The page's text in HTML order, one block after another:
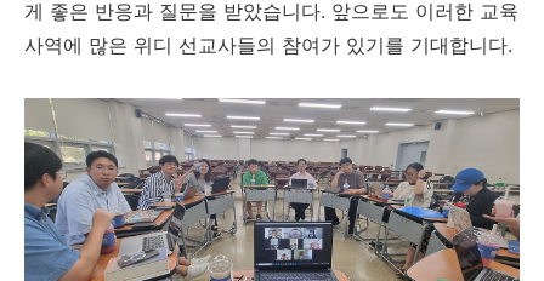
게 좋은 반응과 질문을 받았습니다. 앞으로도 이러한 교육
사역에 많은 위디 선교사들의 참여가 있기를 기대합니다.